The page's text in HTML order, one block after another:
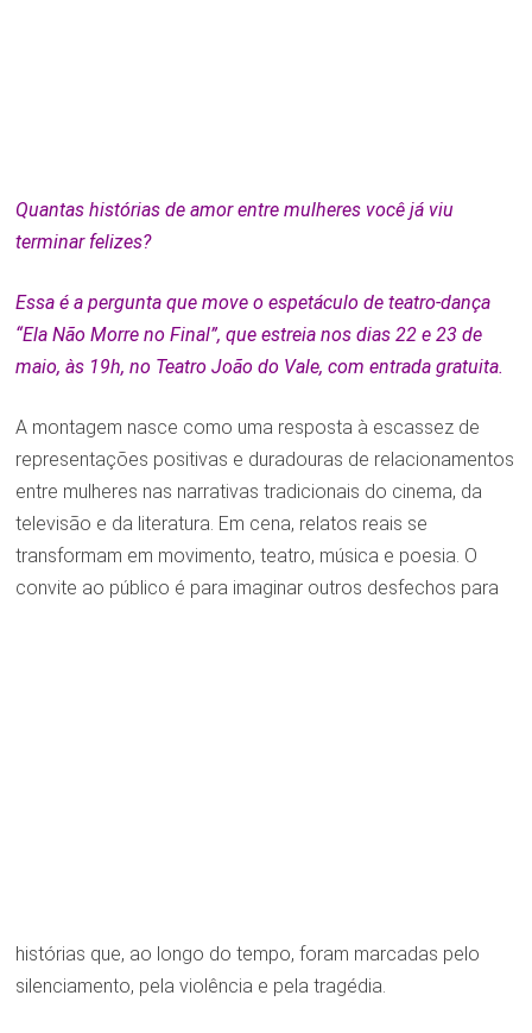
Quantas histórias de amor entre mulheres você já viu
terminar felizes?
Essa é a pergunta que move o espetáculo de teatro-dança
“Ela Não Morre no Final”, que estreia nos dias 22 e 23 de
maio, às 19h, no Teatro João do Vale, com entrada gratuita.
A montagem nasce como uma resposta à escassez de
representações positivas e duradouras de relacionamentos
entre mulheres nas narrativas tradicionais do cinema, da
televisão e da literatura. Em cena, relatos reais se
transformam em movimento, teatro, música e poesia. O
convite ao público é para imaginar outros desfechos para
histórias que, ao longo do tempo, foram marcadas pelo
silenciamento, pela violência e pela tragédia.